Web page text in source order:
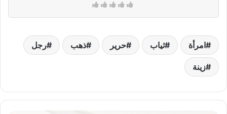
امرأة ثياب حرير ذهب رجل
زينة